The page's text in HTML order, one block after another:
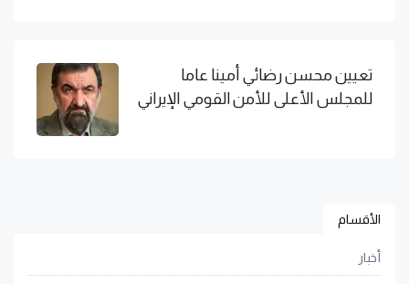
تعيين محسن رضائي أمينا عاما
للمجلس الأعلى للأمن القومي الإيراني
الأقسام
أخبار